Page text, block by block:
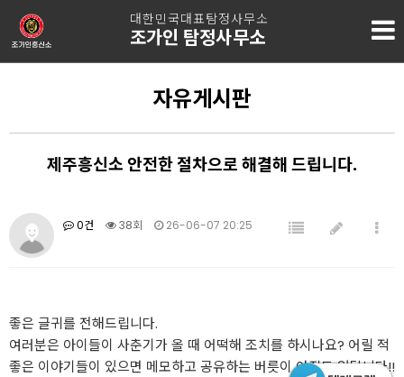
대한민국대표탐정사무소
조가인 탐정사무소
자유게시판
제주흥신소 안전한 절차으로 해결해 드립니다.
0건 38회 26-06-07 20:25
좋은 글귀를 전해드립니다.
여러분은 아이들이 사춘기가 올 때 어떡해 조치를 하시나요? 어릴 적
좋은 이야기들이 있으면 메모하고 공유하는 버릇이 아직도 있답니다!!